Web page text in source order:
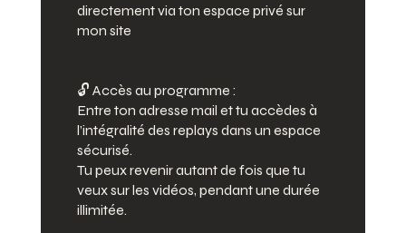
directement via ton espace privé sur
mon site
🔓 Accès au programme :
Entre ton adresse mail et tu accèdes à
l’intégralité des replays dans un espace
sécurisé.
Tu peux revenir autant de fois que tu
veux sur les vidéos, pendant une durée
illimitée.